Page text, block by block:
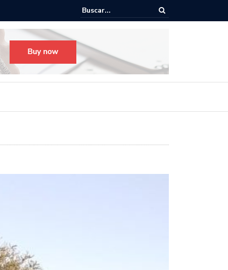
Todo listo para el Festival Desfile Día de Muertos 2025 en